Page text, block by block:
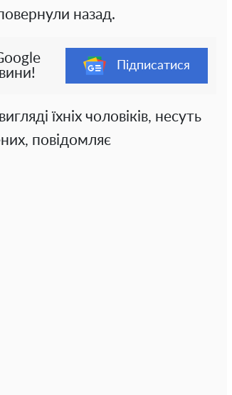
назад.
Підписатися
їхніх чоловіків, несуть
повідомляє